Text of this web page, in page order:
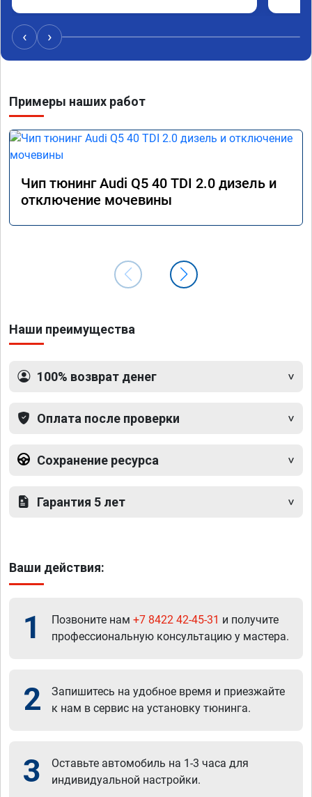
поломки авто.Однозначно рекомендую
Алексея как грамотного специалиста!
‹ ›
Примеры наших работ
Чип тюнинг Audi Q5 40 TDI 2.0 дизель и
отключение мочевины
Наши преимущества
100% возврат денег
Оплата после проверки
Сохранение ресурса
Гарантия 5 лет
Ваши действия:
1 Позвоните нам +7 8422 42-45-31 и получите
профессиональную консультацию у мастера.
2
Запишитесь на удобное время и приезжайте
к нам в сервис на установку тюнинга.
3
Оставьте автомобиль на 1-3 часа для
индивидуальной настройки.